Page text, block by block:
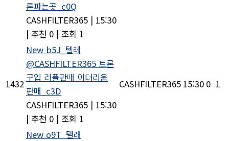
론파는곳_c0Q
CASHFILTER365 | 15:30
| 추천 0 | 조회 1
1432
New b5J_텔레
@CASHFILTER365 트론
구입 리플판매 이더리움
판매_c3D
CASHFILTER365 | 15:30
| 추천 0 | 조회 1
CASHFILTER365 15:30 0 1
New o9T_텔래